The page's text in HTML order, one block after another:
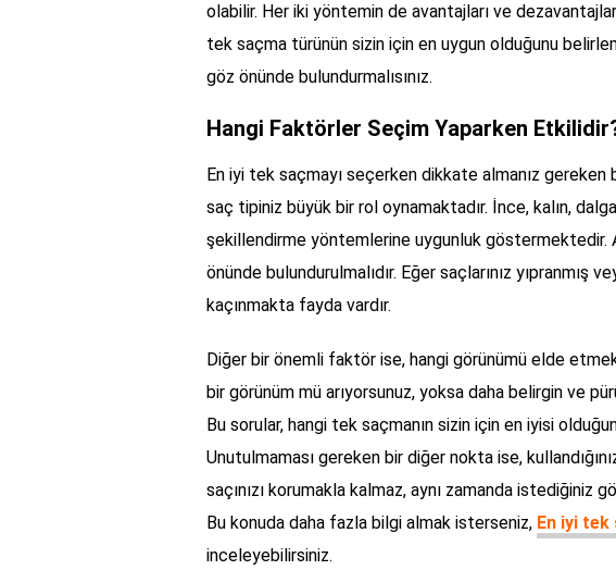
olabilir. Her iki yöntemin de avantajları ve
tek saçma türünün sizin için en uygun olduğunu
göz önünde bulundurmalısınız.
Hangi Faktörler Seçim Yaparken
En iyi tek saçmayı seçerken dikkate almanız
saç tipiniz büyük bir rol oynamaktadır. İnce, kalın,
şekillendirme yöntemlerine uygunluk göstermektedir.
önünde bulundurulmalıdır. Eğer saçlarınız yıpranmış
kaçınmakta fayda vardır.
Diğer bir önemli faktör ise, hangi görünümü elde
bir görünüm mü arıyorsunuz, yoksa daha belirgin ve
Bu sorular, hangi tek saçmanın sizin için en iyisi
Unutulmaması gereken bir diğer nokta ise,
saçınızı korumakla kalmaz, aynı zamanda istediğiniz
Bu konuda daha fazla bilgi almak isterseniz, En iyi
inceleyebilirsiniz.